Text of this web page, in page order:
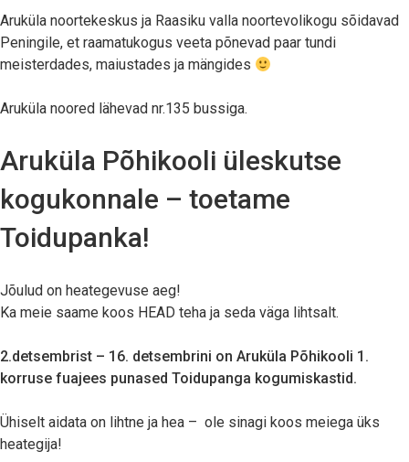
Aruküla noortekeskus ja Raasiku valla noortevolikogu sõidavad
Peningile, et raamatukogus veeta põnevad paar tundi
meisterdades, maiustades ja mängides
Aruküla noored lähevad nr.135 bussiga.
Aruküla Põhikooli üleskutse
kogukonnale – toetame
Toidupanka!
Jõulud on heategevuse aeg!
Ka meie saame koos HEAD teha ja seda väga lihtsalt.
2.detsembrist – 16. detsembrini on Aruküla Põhikooli 1.
korruse fuajees punased Toidupanga kogumiskastid.
Ühiselt aidata on lihtne ja hea – ole sinagi koos meiega üks
heategija!